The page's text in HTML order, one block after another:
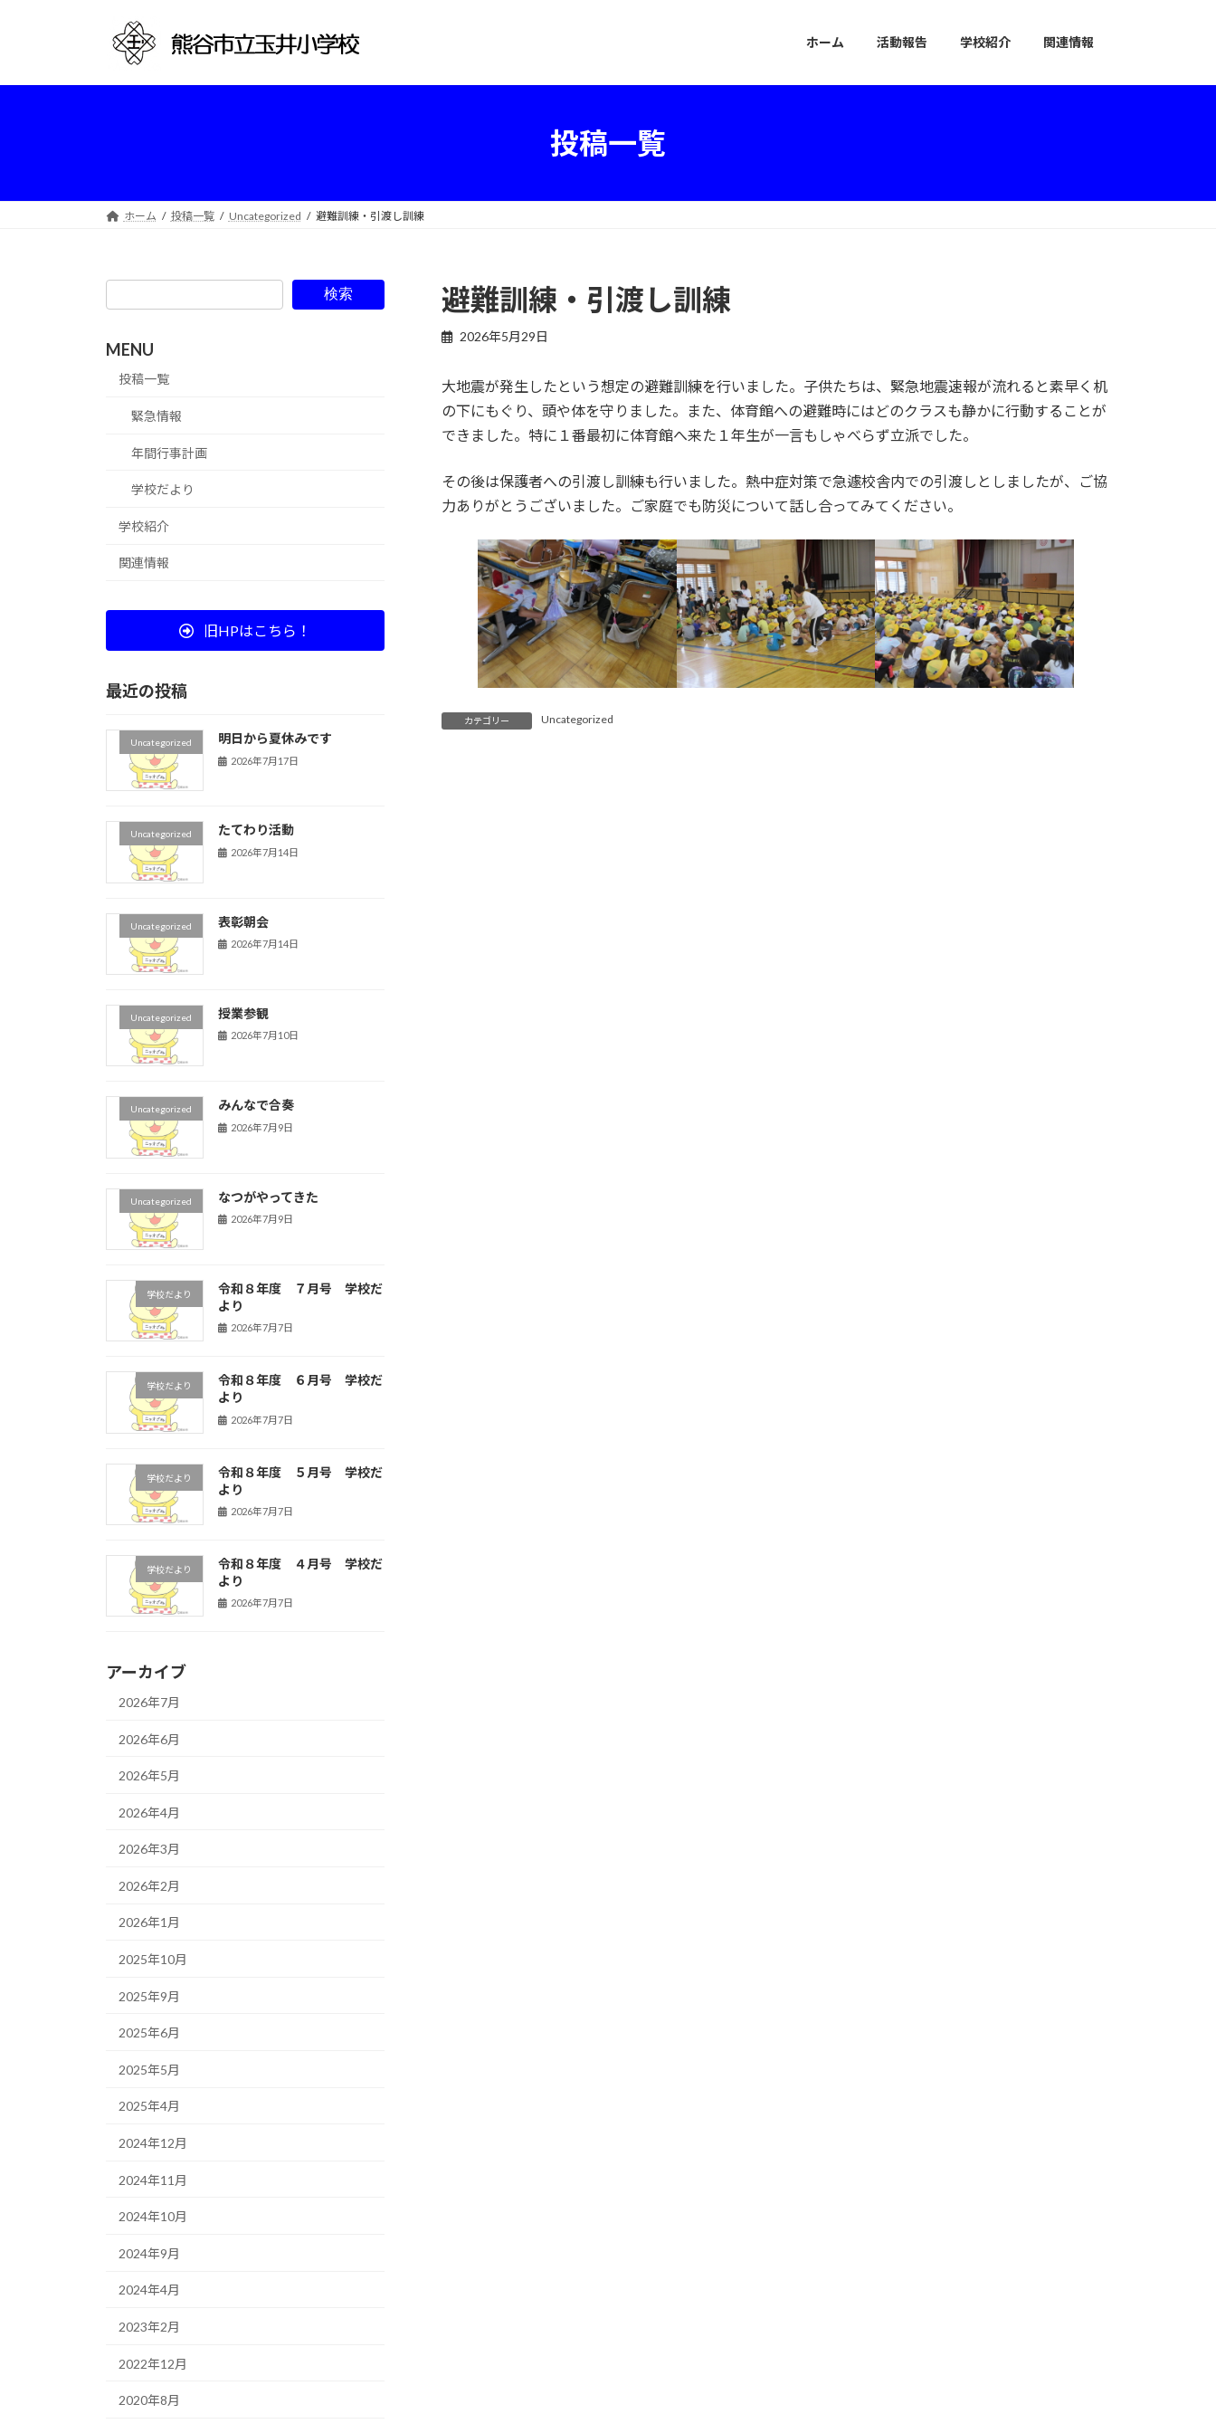
プ
動
ホーム 活動報告 学校紹介 関連情報
投稿一覧
ホーム 投稿一覧 Uncategorized 避難訓練・引渡し訓練
避難訓練・引渡し訓練
2026年5月29日
大地震が発生したという想定の避難訓練を行いました。子供たちは、緊急地震速報が流れると素早く机
の下にもぐり、頭や体を守りました。また、体育館への避難時にはどのクラスも静かに行動することが
できました。特に１番最初に体育館へ来た１年生が一言もしゃべらず立派でした。
その後は保護者への引渡し訓練も行いました。熱中症対策で急遽校舎内での引渡しとしましたが、ご協
力ありがとうございました。ご家庭でも防災について話し合ってみてください。
カテゴリー Uncategorized
検索
MENU
投稿一覧
緊急情報
年間行事計画
学校だより
学校紹介
関連情報
旧HPはこちら！
最近の投稿
Uncategorized 明日から夏休みです
2026年7月17日
Uncategorized たてわり活動
2026年7月14日
Uncategorized 表彰朝会
2026年7月14日
Uncategorized 授業参観
2026年7月10日
Uncategorized みんなで合奏
2026年7月9日
Uncategorized なつがやってきた
2026年7月9日
学校だより
令和８年度 ７月号 学校だ
より
2026年7月7日
学校だより
令和８年度 ６月号 学校だ
より
2026年7月7日
学校だより
令和８年度 ５月号 学校だ
より
2026年7月7日
学校だより
令和８年度 ４月号 学校だ
より
2026年7月7日
アーカイブ
2026年7月
2026年6月
2026年5月
2026年4月
2026年3月
2026年2月
2026年1月
2025年10月
2025年9月
2025年6月
2025年5月
2025年4月
2024年12月
2024年11月
2024年10月
2024年9月
2024年4月
2023年2月
2022年12月
2020年8月